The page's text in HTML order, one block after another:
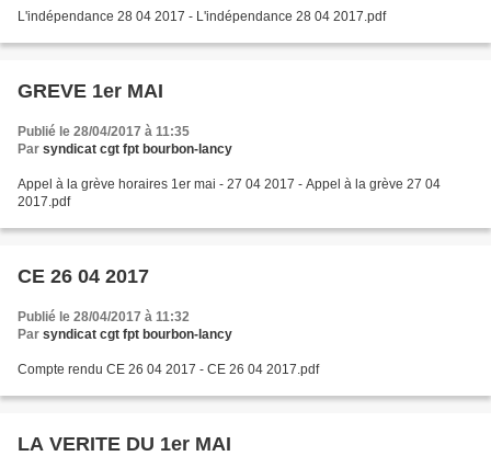
L'indépendance 28 04 2017 - L'indépendance 28 04 2017.pdf
GREVE 1er MAI
Publié le 28/04/2017 à 11:35
Par syndicat cgt fpt bourbon-lancy
Appel à la grève horaires 1er mai - 27 04 2017 - Appel à la grève 27 04
2017.pdf
CE 26 04 2017
Publié le 28/04/2017 à 11:32
Par syndicat cgt fpt bourbon-lancy
Compte rendu CE 26 04 2017 - CE 26 04 2017.pdf
LA VERITE DU 1er MAI